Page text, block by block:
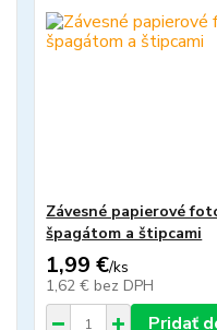
Závesné papierové
špagátom a štipcami
1,99 €/ks
1,62 € bez DPH
Pridať